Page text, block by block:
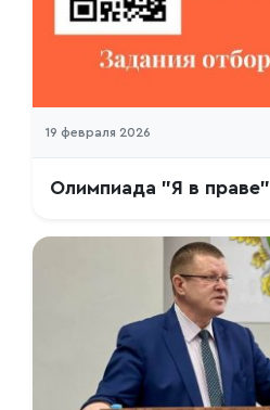
19 февраля 2026
Олимпиада "Я в праве"